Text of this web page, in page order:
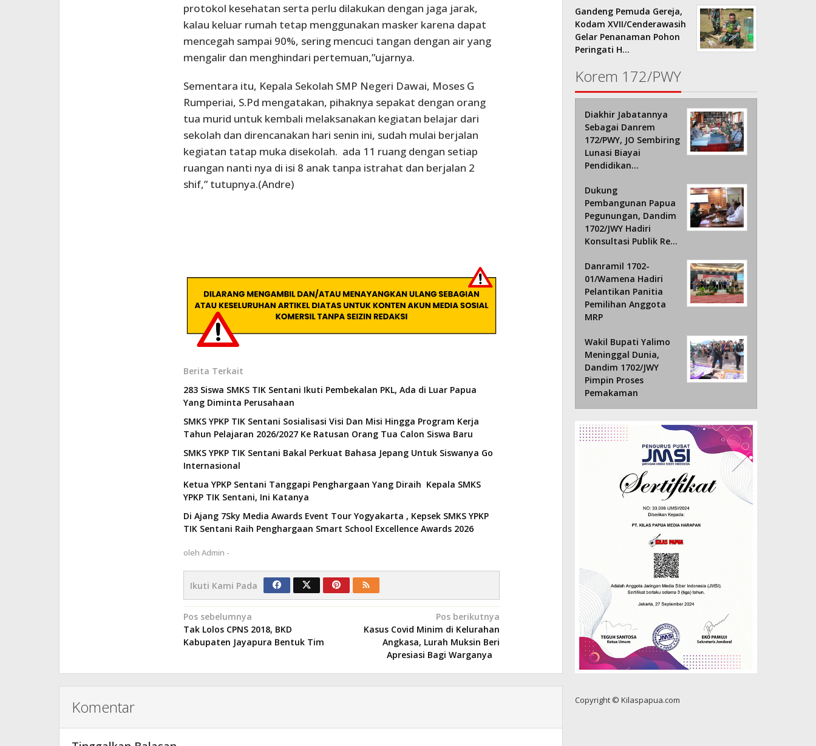
protokol kesehatan serta perlu dilakukan dengan jaga jarak,
kalau keluar rumah tetap menggunakan masker karena dapat
mencegah sampai 90%, sering mencuci tangan dengan air yang
mengalir dan menghindari pertemuan,”ujarnya.
Sementara itu, Kepala Sekolah SMP Negeri Dawai, Moses G
Rumperiai, S.Pd mengatakan, pihaknya sepakat dengan orang
tua murid untuk kembali melaksanakan kegiatan belajar dari
sekolah dan direncanakan hari senin ini, sudah mulai berjalan
kegiatan tatap muka disekolah. ada 11 ruang dengan setiap
ruangan nanti nya di isi 8 anak tanpa istrahat dan berjalan 2
shif,” tutupnya.(Andre)
Berita Terkait
283 Siswa SMKS TIK Sentani Ikuti Pembekalan PKL, Ada di Luar Papua
Yang Diminta Perusahaan
SMKS YPKP TIK Sentani Sosialisasi Visi Dan Misi Hingga Program Kerja
Tahun Pelajaran 2026/2027 Ke Ratusan Orang Tua Calon Siswa Baru
SMKS YPKP TIK Sentani Bakal Perkuat Bahasa Jepang Untuk Siswanya Go
Internasional
Ketua YPKP Sentani Tanggapi Penghargaan Yang Diraih Kepala SMKS
YPKP TIK Sentani, Ini Katanya
Di Ajang 7Sky Media Awards Event Tour Yogyakarta , Kepsek SMKS YPKP
TIK Sentani Raih Penghargaan Smart School Excellence Awards 2026
oleh Admin -
Ikuti Kami Pada
Navigasi
pos
Pos sebelumnya
Tak Lolos CPNS 2018, BKD
Kabupaten Jayapura Bentuk Tim
Pos berikutnya
Kasus Covid Minim di Kelurahan
Angkasa, Lurah Muksin Beri
Apresiasi Bagi Warganya
Komentar
Gandeng Pemuda Gereja,
Kodam XVII/Cenderawasih
Gelar Penanaman Pohon
Peringati H…
Korem 172/PWY
Diakhir Jabatannya
Sebagai Danrem
172/PWY, JO Sembiring
Lunasi Biayai
Pendidikan…
Dukung
Pembangunan Papua
Pegunungan, Dandim
1702/JWY Hadiri
Konsultasi Publik Re…
Danramil 1702-
01/Wamena Hadiri
Pelantikan Panitia
Pemilihan Anggota
MRP
Wakil Bupati Yalimo
Meninggal Dunia,
Dandim 1702/JWY
Pimpin Proses
Pemakaman
Copyright © Kilaspapua.com